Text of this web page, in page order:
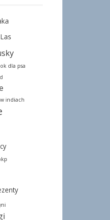
dla psa
indiach